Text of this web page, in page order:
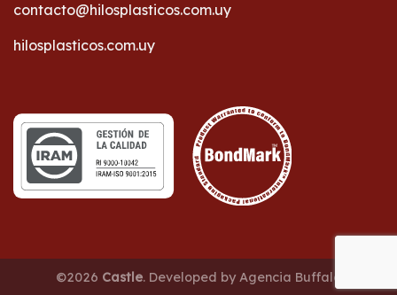
contacto@hilosplasticos.com.uy
hilosplasticos.com.uy
©2026 Castle. Developed by Agencia Buffalo